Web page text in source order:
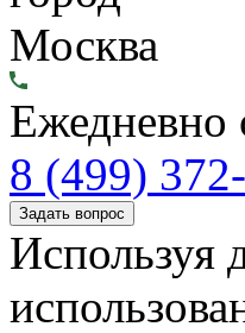
Москва
Ежедневно
8 (499)
Задать вопрос
Используя